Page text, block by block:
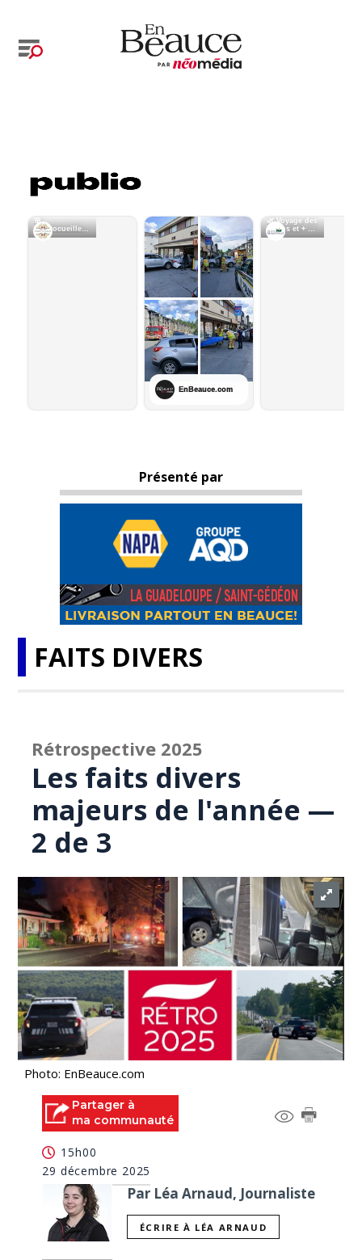
Présenté par
FAITS DIVERS
Rétrospective 2025
Les faits divers
majeurs de l'année —
2 de 3
Photo: EnBeauce.com
Partager à
ma communauté
15h00
29 décembre 2025
Par Léa Arnaud, Journaliste
ÉCRIRE À LÉA ARNAUD